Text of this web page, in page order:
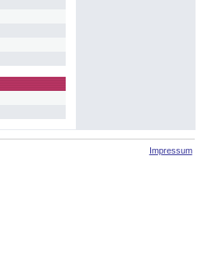
Impressum